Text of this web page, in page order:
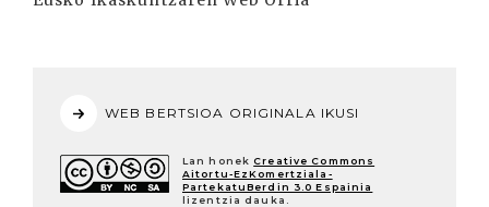
WEB BERTSIOA ORIGINALA IKUSI
Lan honek Creative Commons
Aitortu-EzKomertziala-
PartekatuBerdin 3.0 Espainia
lizentzia dauka.